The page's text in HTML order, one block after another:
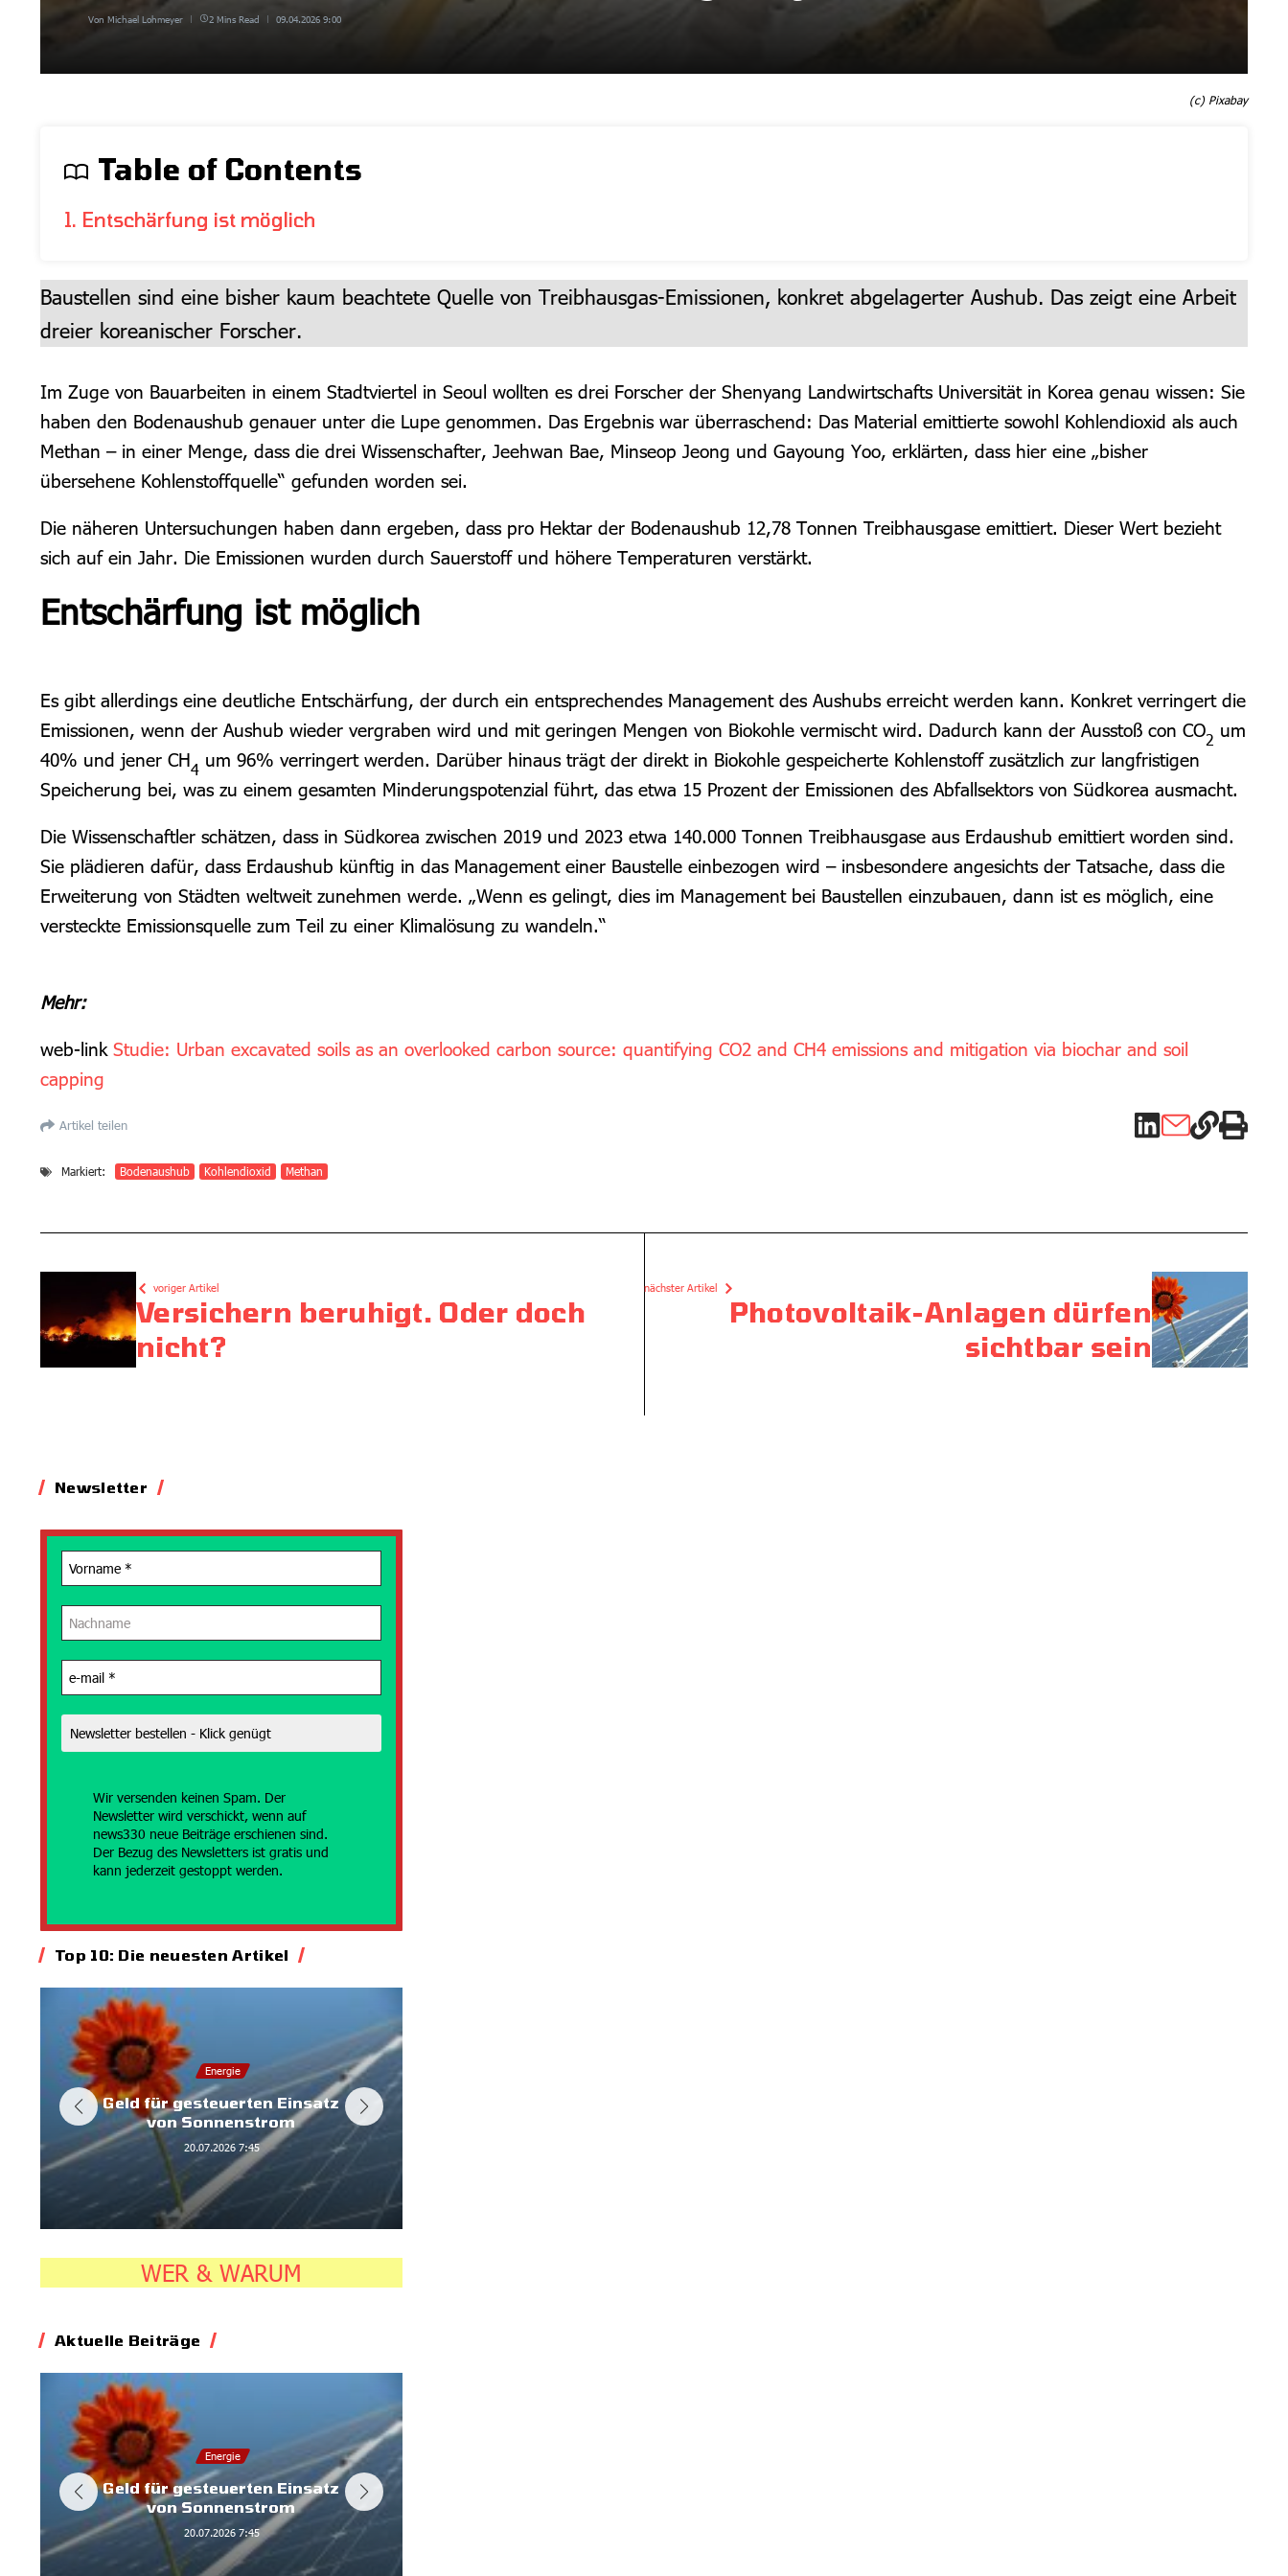
Von Michael Lohmeyer 2 Mins Read 09.04.2026 9:00
(c) Pixabay
Table of Contents
1. Entschärfung ist möglich
Baustellen sind eine bisher kaum beachtete Quelle von Treibhausgas-Emissionen, konkret abgelagerter Aushub. Das zeigt eine Arbeit
dreier koreanischer Forscher.
Im Zuge von Bauarbeiten in einem Stadtviertel in Seoul wollten es drei Forscher der Shenyang Landwirtschafts Universität in Korea genau wissen: Sie
haben den Bodenaushub genauer unter die Lupe genommen. Das Ergebnis war überraschend: Das Material emittierte sowohl Kohlendioxid als auch
Methan – in einer Menge, dass die drei Wissenschafter, Jeehwan Bae, Minseop Jeong und Gayoung Yoo, erklärten, dass hier eine „bisher
übersehene Kohlenstoffquelle“ gefunden worden sei.
Die näheren Untersuchungen haben dann ergeben, dass pro Hektar der Bodenaushub 12,78 Tonnen Treibhausgase emittiert. Dieser Wert bezieht
sich auf ein Jahr. Die Emissionen wurden durch Sauerstoff und höhere Temperaturen verstärkt.
Entschärfung ist möglich
Es gibt allerdings eine deutliche Entschärfung, der durch ein entsprechendes Management des Aushubs erreicht werden kann. Konkret verringert die
Emissionen, wenn der Aushub wieder vergraben wird und mit geringen Mengen von Biokohle vermischt wird. Dadurch kann der Ausstoß con CO2 um
40% und jener CH4 um 96% verringert werden. Darüber hinaus trägt der direkt in Biokohle gespeicherte Kohlenstoff zusätzlich zur langfristigen
Speicherung bei, was zu einem gesamten Minderungspotenzial führt, das etwa 15 Prozent der Emissionen des Abfallsektors von Südkorea ausmacht.
Die Wissenschaftler schätzen, dass in Südkorea zwischen 2019 und 2023 etwa 140.000 Tonnen Treibhausgase aus Erdaushub emittiert worden sind.
Sie plädieren dafür, dass Erdaushub künftig in das Management einer Baustelle einbezogen wird – insbesondere angesichts der Tatsache, dass die
Erweiterung von Städten weltweit zunehmen werde. „Wenn es gelingt, dies im Management bei Baustellen einzubauen, dann ist es möglich, eine
versteckte Emissionsquelle zum Teil zu einer Klimalösung zu wandeln.“
Mehr:
web-link Studie: Urban excavated soils as an overlooked carbon source: quantifying CO2 and CH4 emissions and mitigation via biochar and soil
capping
Artikel teilen
Markiert: Bodenaushub Kohlendioxid Methan
voriger Artikel
Versichern beruhigt. Oder doch
nicht?
nächster Artikel
Photovoltaik-Anlagen dürfen
sichtbar sein
Newsletter
Wir versenden keinen Spam. Der
Newsletter wird verschickt, wenn auf
news330 neue Beiträge erschienen sind.
Der Bezug des Newsletters ist gratis und
kann jederzeit gestoppt werden.
Top 10: Die neuesten Artikel
Energie
Geld für gesteuerten Einsatz
von Sonnenstrom
20.07.2026 7:45
WER & WARUM
Aktuelle Beiträge
Energie
Geld für gesteuerten Einsatz
von Sonnenstrom
20.07.2026 7:45